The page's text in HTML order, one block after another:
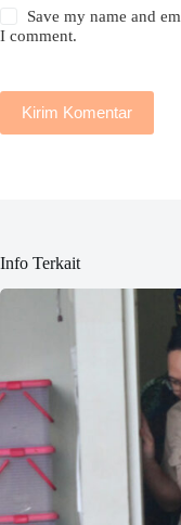
Save my name and
I comment.
Kirim Komentar
Info Terkait